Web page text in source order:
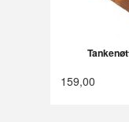
159,00